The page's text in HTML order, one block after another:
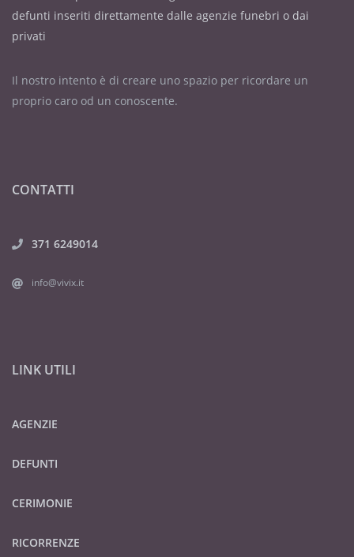
defunti inseriti direttamente dalle agenzie funebri o dai
privati
Il nostro intento è di creare uno spazio per ricordare un
proprio caro od un conoscente.
CONTATTI
371 6249014
info@vivix.it
LINK UTILI
AGENZIE
DEFUNTI
CERIMONIE
RICORRENZE